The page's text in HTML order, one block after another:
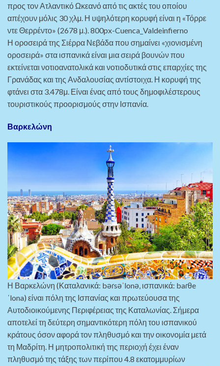
προς τον Ατλαντικό Ωκεανό από τις ακτές του οποίου
απέχουν μόλις 30 χλμ. Η υψηλότερη κορυφή είναι η «Τόρρε
ντε Θερρέντο» (2678 μ.). 800px-Cuenca_Valdeinfierno
Η οροσειρά της Σιέρρα Νεβάδα που σημαίνει «χιονισμένη
οροσειρά» στα ισπανικά είναι μια σειρά βουνών που
εκτείνεται νοτιοανατολικά και νοτιοδυτικά στις επαρχίες της
Γρανάδας και της Ανδαλουσίας αντίστοιχα. Η κορυφή της
φτάνει στα 3.478μ. Είναι ένας από τους δημοφιλέστερους
τουριστικούς προορισμούς στην Ισπανία.
Βαρκελώνη
Η Βαρκελώνη (Καταλανικά: bəɾsəˈlonə, ισπανικά: baɾθe
ˈlona) είναι πόλη της Ισπανίας και πρωτεύουσα της
Αυτοδιοικούμενης Περιφέρειας της Καταλωνίας. Σήμερα
αποτελεί τη δεύτερη σημαντικότερη πόλη του ισπανικού
κράτους όσον αφορά τον πληθυσμό και την οικονομία μετά
τη Μαδρίτη. Η μητροπολιτική της περιοχή έχει έναν
πληθυσμό της τάξης των περίπου 4.8 εκατομμυρίων